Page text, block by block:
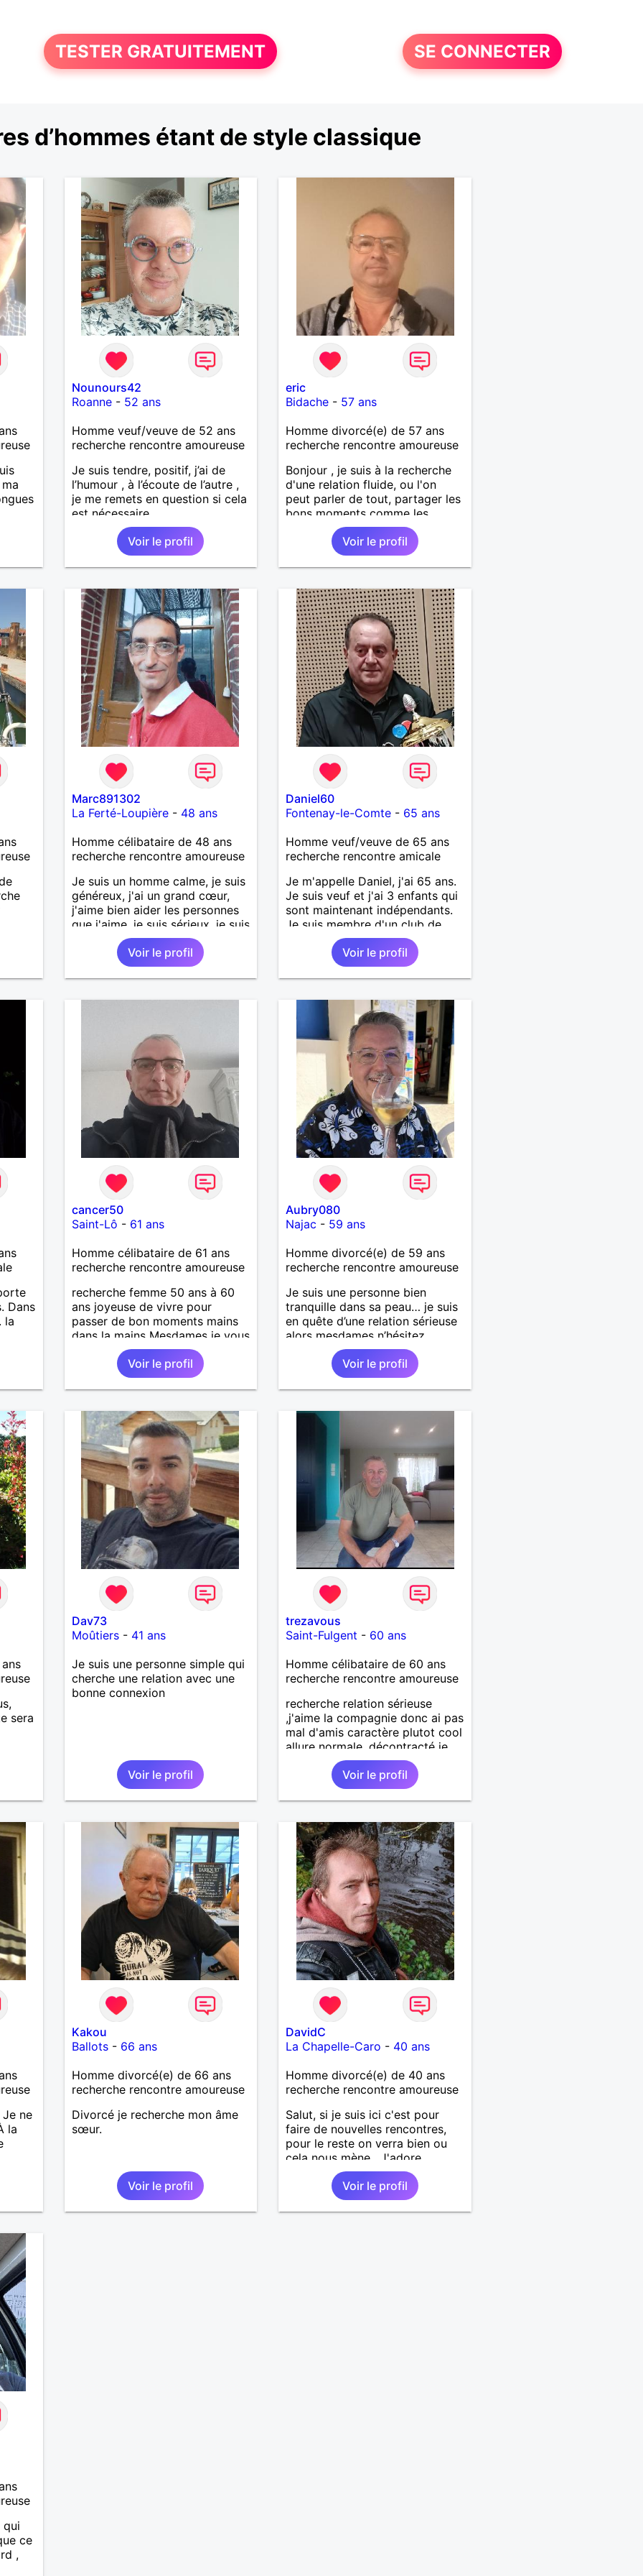
TESTER GRATUITEMENT SE CONNECTER
d’hommes étant de style classique
»
que
et
le
Nounours42
Roanne- 52 ans
Homme veuf/veuve de 52 ans
recherche rencontre amoureuse
Je suis tendre, positif, j’ai de
l’humour , à l’écoute de l’autre ,
je me remets en question si cela
est nécessaire.
Voir le profil
eric
Bidache - 57 ans
Homme divorcé(e) de 57 ans
recherche rencontre amoureuse
Bonjour , je suis à la recherche
d'une relation fluide, ou l'on
peut parler de tout, partager les
bons moments comme les
mauvais, sortir partager des
loisirs etc.... . J'aspire une
relation sincère dans la
confiance .
Voir le profil
Marc891302
La Ferté-Loupière- 48 ans
Homme célibataire de 48 ans
recherche rencontre amoureuse
Je suis un homme calme, je suis
généreux, j'ai un grand cœur,
j'aime bien aider les personnes
que j'aime, je suis sérieux, je suis
sincère, je suis honnête, j'aime
pas qu'on joue avec moi et
j'aime pas les mensonges. Je
cherche une relation amoureuse
Voir le profil
Daniel60
Fontenay-le-Comte - 65 ans
Homme veuf/veuve de 65 ans
recherche rencontre amicale
Je m'appelle Daniel, j'ai 65 ans.
Je suis veuf et j'ai 3 enfants qui
sont maintenant indépendants.
Je suis membre d'un club de
palets vendéen.
Voir le profil
Dans
la
cancer50
Saint-Lô - 61 ans
Homme célibataire de 61 ans
recherche rencontre amoureuse
recherche femme 50 ans à 60
ans joyeuse de vivre pour
passer de bon moments mains
dans la mains Mesdames je vous
attend de vous lire .
Voir le profil
Aubry080
Najac - 59 ans
Homme divorcé(e) de 59 ans
recherche rencontre amoureuse
Je suis une personne bien
tranquille dans sa peau… je suis
en quête d’une relation sérieuse
alors mesdames n’hésitez
surtout pas ! Au plaisir de vous
Voir le profil
sera
Dav73
Moûtiers- 41 ans
Je suis une personne simple qui
cherche une relation avec une
bonne connexion
Voir le profil
trezavous
Saint-Fulgent - 60 ans
Homme célibataire de 60 ans
recherche rencontre amoureuse
recherche relation sérieuse
,j'aime la compagnie donc ai pas
mal d'amis caractère plutot cool
allure normale ,décontracté je
voudrais rencontrer une
personne aimant la nature
,bricolage ,quelqu'un de simple
et naturel à vos claviers
Voir le profil
ne
la
Kakou
Ballots- 66 ans
Homme divorcé(e) de 66 ans
recherche rencontre amoureuse
Divorcé je recherche mon âme
sœur.
Voir le profil
DavidC
La Chapelle-Caro - 40 ans
Homme divorcé(e) de 40 ans
recherche rencontre amoureuse
Salut, si je suis ici c'est pour
faire de nouvelles rencontres,
pour le reste on verra bien ou
cela nous mène . J'adore
découvrir de nouvelles choses ,
alors si vous voulez m'initier à
l'une de vos activités je suis
partant.
Voir le profil
qui
ce
,